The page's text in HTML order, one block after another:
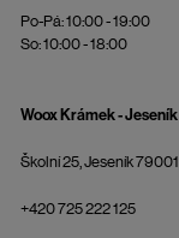
Po-Pá: 10:00 - 19:00
So: 10:00 - 18:00
Woox Krámek - Jeseník
Školní 25, Jeseník 79001
+420 725 222 125